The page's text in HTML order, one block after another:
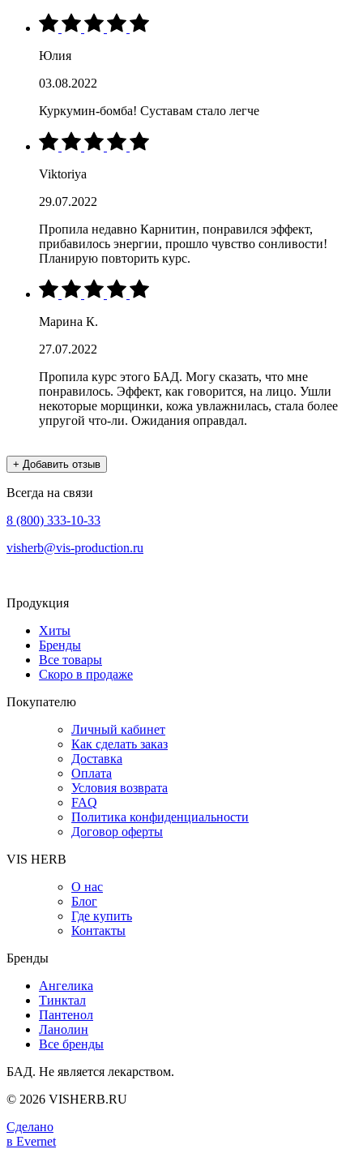
Юлия
03.08.2022
Куркумин-бомба! Суставам стало легче
Viktoriya
29.07.2022
Пропила недавно Карнитин, понравился эффект,
прибавилось энергии, прошло чувство сонливости!
Планирую повторить курс.
Марина К.
27.07.2022
Пропила курс этого БАД. Могу сказать, что мне
понравилось. Эффект, как говорится, на лицо. Ушли
некоторые морщинки, кожа увлажнилась, стала более
упругой что-ли. Ожидания оправдал.
+ Добавить отзыв
Всегда на связи
8 (800) 333-10-33
visherb@vis-production.ru
Продукция
Хиты
Бренды
Все товары
Скоро в продаже
Покупателю
Личный кабинет
Как сделать заказ
Доставка
Оплата
Условия возврата
FAQ
Политика конфиденциальности
Договор оферты
VIS HERB
О нас
Блог
Где купить
Контакты
Бренды
Ангелика
Тинктал
Пантенол
Ланолин
Все бренды
БАД. Не является лекарством.
© 2026 VISHERB.RU
Сделано
в Evernet